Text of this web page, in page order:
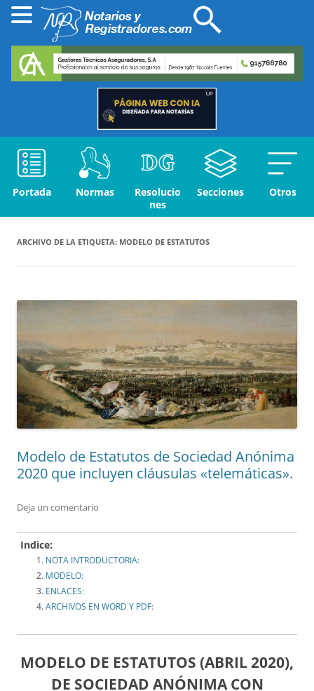
Portada Normas
Resolucio
nes
Secciones Otros
ARCHIVO DE LA ETIQUETA: MODELO DE ESTATUTOS
Modelo de Estatutos de Sociedad Anónima
2020 que incluyen cláusulas «telemáticas».
Deja un comentario
Indice:
NOTA INTRODUCTORIA:
MODELO:
ENLACES:
ARCHIVOS EN WORD Y PDF:
MODELO DE ESTATUTOS (ABRIL 2020),
DE SOCIEDAD ANÓNIMA CON